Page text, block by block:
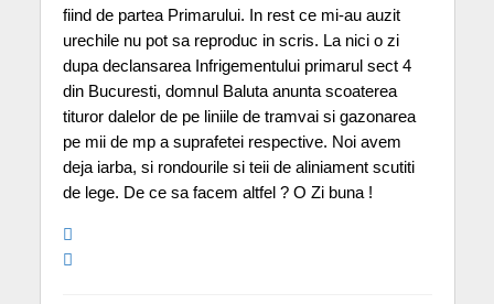
fiind de partea Primarului. In rest ce mi-au auzit
urechile nu pot sa reproduc in scris. La nici o zi
dupa declansarea Infrigementului primarul sect 4
din Bucuresti, domnul Baluta anunta scoaterea
tituror dalelor de pe liniile de tramvai si gazonarea
pe mii de mp a suprafetei respective. Noi avem
deja iarba, si rondourile si teii de aliniament scutiti
de lege. De ce sa facem altfel ? O Zi buna !